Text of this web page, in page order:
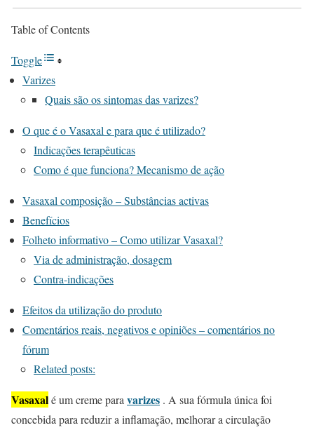
Table of Contents
Toggle
Varizes
Quais são os sintomas das varizes?
O que é o Vasaxal e para que é utilizado?
Indicações terapêuticas
Como é que funciona? Mecanismo de ação
Vasaxal composição – Substâncias activas
Benefícios
Folheto informativo – Como utilizar Vasaxal?
Via de administração, dosagem
Contra-indicações
Efeitos da utilização do produto
Comentários reais, negativos e opiniões – comentários no
fórum
Related posts:
Vasaxalé um creme para varizes . A sua fórmula única foi
concebida para reduzir a inflamação, melhorar a circulação